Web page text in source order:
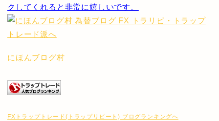
クしてくれると非常に嬉しいです。
にほんブログ村
FXトラップトレード(トラップリピート) ブログランキングへ